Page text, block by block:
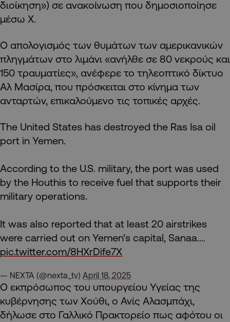
διοίκηση») σε ανακοίνωση που δημοσιοποίησε
μέσω X.
Ο απολογισμός των θυμάτων των αμερικανικών
πληγμάτων στο λιμάνι «ανήλθε σε 80 νεκρούς και
150 τραυματίες», ανέφερε το τηλεοπτικό δίκτυο
Αλ Μασίρα, που πρόσκειται στο κίνημα των
ανταρτών, επικαλούμενο τις τοπικές αρχές.
The United States has destroyed the Ras Isa oil
port in Yemen.
According to the U.S. military, the port was used
by the Houthis to receive fuel that supports their
military operations.
It was also reported that at least 20 airstrikes
were carried out on Yemen’s capital, Sanaa.…
pic.twitter.com/8HXrDife7X
— NEXTA (@nexta_tv) April 18, 2025
Ο εκπρόσωπος του υπουργείου Υγείας της
κυβέρνησης των Χούθι, ο Ανίς Αλασμπάχι,
δήλωσε στο Γαλλικό Πρακτορείο πως αφότου οι